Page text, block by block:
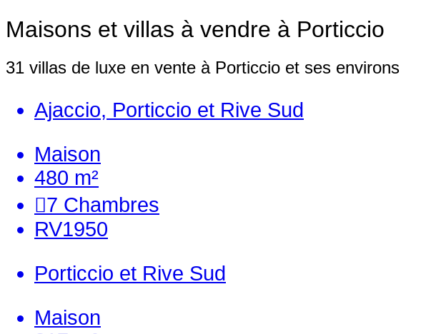
Maisons et villas à vendre à Porticcio
31 villas de luxe en vente à Porticcio et ses environs
Ajaccio, Porticcio et Rive Sud
Maison
480 m²
7 Chambres
RV1950
Porticcio et Rive Sud
Maison